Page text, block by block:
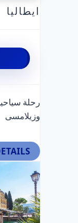
ايطاليا
رحلة
وزيلامسى